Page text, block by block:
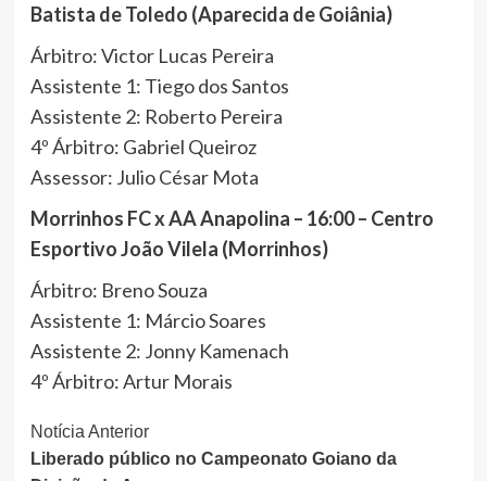
Batista de Toledo (Aparecida de Goiânia)
Árbitro: Victor Lucas Pereira
Assistente 1: Tiego dos Santos
Assistente 2: Roberto Pereira
4º Árbitro: Gabriel Queiroz
Assessor: Julio César Mota
Morrinhos FC x AA Anapolina – 16:00 – Centro
Esportivo João Vilela (Morrinhos)
Árbitro: Breno Souza
Assistente 1: Márcio Soares
Assistente 2: Jonny Kamenach
4º Árbitro: Artur Morais
Continue
Lendo
Notícia Anterior
Liberado público no Campeonato Goiano da